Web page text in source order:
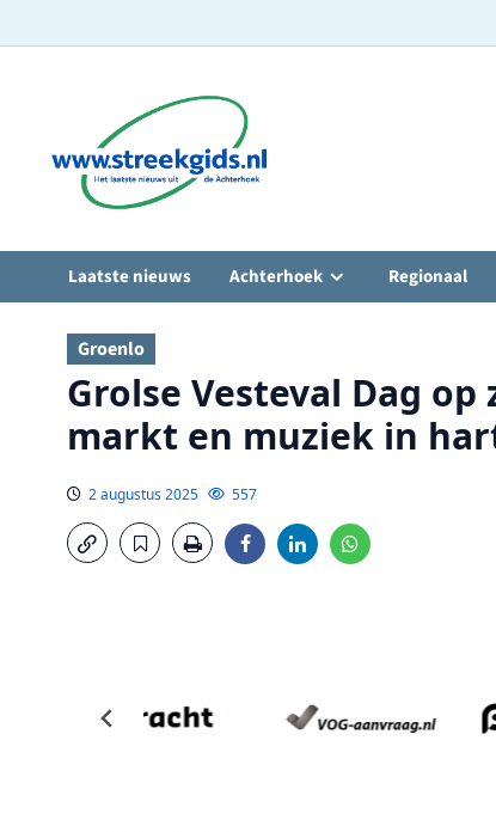
inhoud
Laatste nieuws Achterhoek Regionaal
Groenlo
Grolse Vesteval Dag
markt en muziek in
2 augustus 2025 557